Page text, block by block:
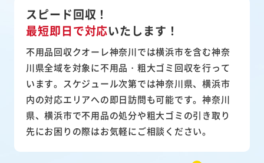
スピード回収！
最短即日で対応いたします！
不用品回収クオーレ神奈川では横浜市を含む神奈
川県全域を対象に不用品・粗大ゴミ回収を行って
います。スケジュール次第では神奈川県、横浜市
内の対応エリアへの即日訪問も可能です。神奈川
県、横浜市で不用品の処分や粗大ゴミの引き取り
先にお困りの際はお気軽にご相談ください。